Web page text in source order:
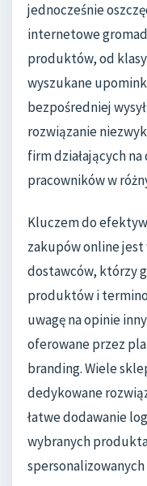
jednocześnie
internetowe
produktów, od
wyszukane
bezpośredniej
rozwiązanie
firm działających
pracowników w
Kluczem do
zakupów online
dostawców, którzy
produktów i
uwagę na opinie
oferowane przez
branding. Wiele
dedykowane
łatwe dodawanie
wybranych